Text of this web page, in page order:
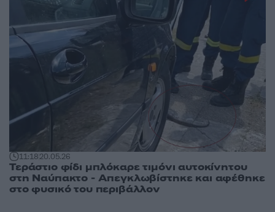
11:1820.05.26
Τεράστιο φίδι μπλόκαρε τιμόνι αυτοκίνητου
στη Ναύπακτο - Απεγκλωβίστηκε και αφέθηκε
στο φυσικό του περιβάλλον